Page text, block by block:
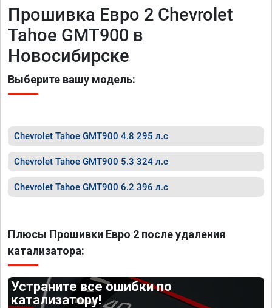
Прошивка Евро 2 Chevrolet
Tahoe GMT900 в
Новосибирске
Выберите вашу модель:
Chevrolet Tahoe GMT900 4.8 295 л.с
Chevrolet Tahoe GMT900 5.3 324 л.с
Chevrolet Tahoe GMT900 6.2 396 л.с
Плюсы Прошивки Евро 2 после удаления
катализатора:
Устраните все ошибки по
катализатору!